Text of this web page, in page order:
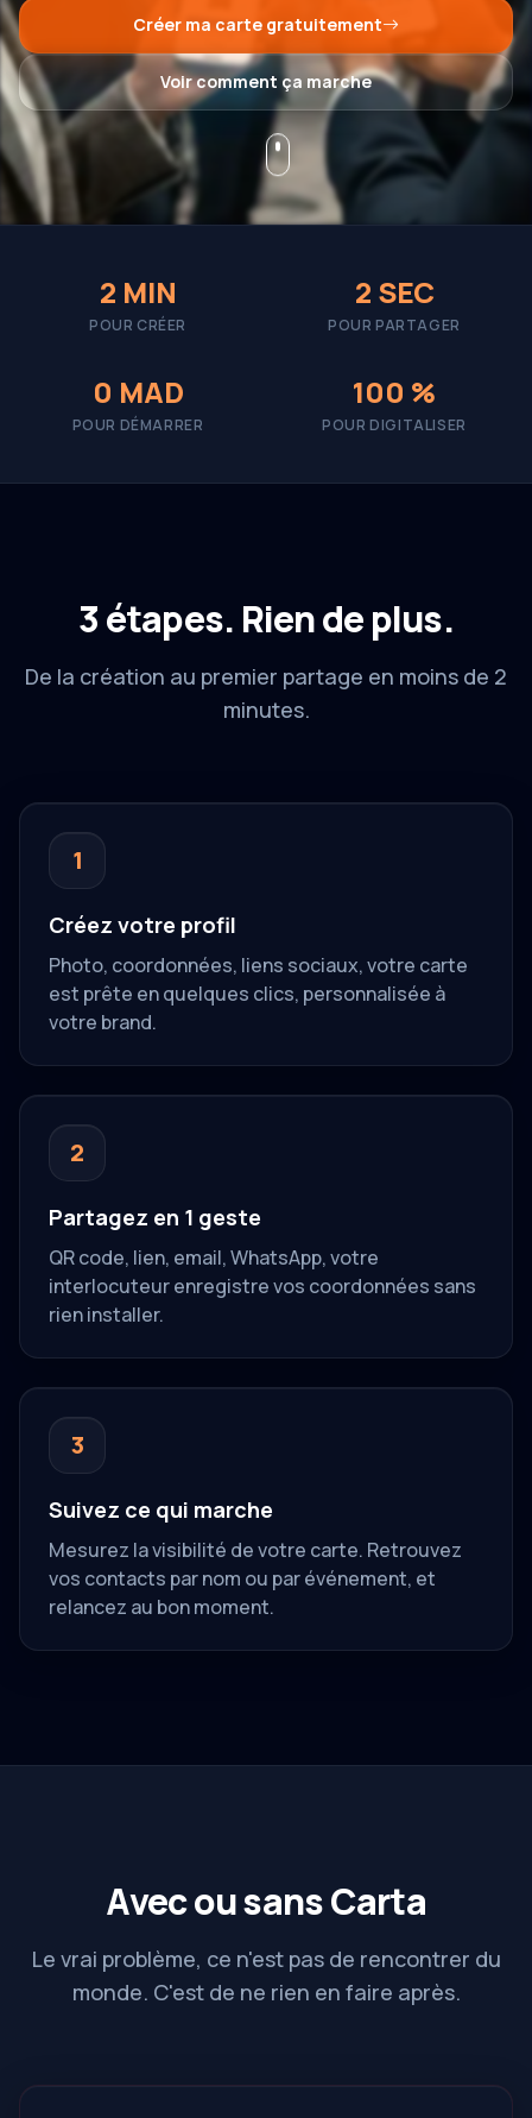
Créer ma carte gratuitement
Voir comment ça marche
2 MIN
POUR CRÉER
2 SEC
POUR PARTAGER
0 MAD
POUR DÉMARRER
100 %
POUR DIGITALISER
3 étapes. Rien de plus.
De la création au premier partage en moins de 2
minutes.
1
Créez votre profil
Photo, coordonnées, liens sociaux, votre carte
est prête en quelques clics, personnalisée à
votre brand.
2
Partagez en 1 geste
QR code, lien, email, WhatsApp, votre
interlocuteur enregistre vos coordonnées sans
rien installer.
3
Suivez ce qui marche
Mesurez la visibilité de votre carte. Retrouvez
vos contacts par nom ou par événement, et
relancez au bon moment.
Avec ou sans Carta
Le vrai problème, ce n'est pas de rencontrer du
monde. C'est de ne rien en faire après.